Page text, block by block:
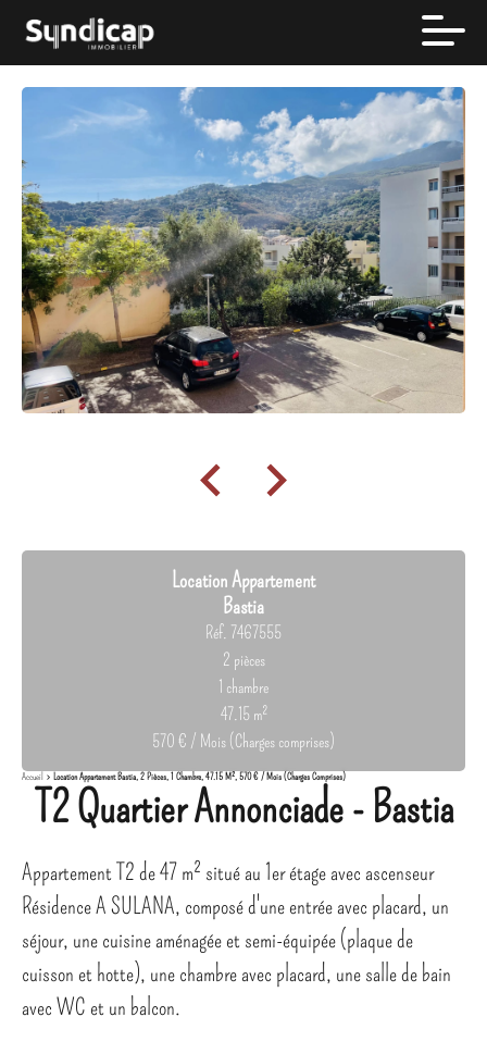
Location Appartement
Bastia
Réf. 7467555
2 pièces
1 chambre
47.15 m²
570 € / Mois (Charges comprises)
Accueil Location Appartement Bastia, 2 Pièces, 1 Chambre, 47.15 M², 570 € / Mois (Charges Comprises)
T2 Quartier Annonciade - Bastia
Appartement T2 de 47 m² situé au 1er étage avec ascenseur
Résidence A SULANA, composé d'une entrée avec placard, un
séjour, une cuisine aménagée et semi-équipée (plaque de
cuisson et hotte), une chambre avec placard, une salle de bain
avec WC et un balcon.